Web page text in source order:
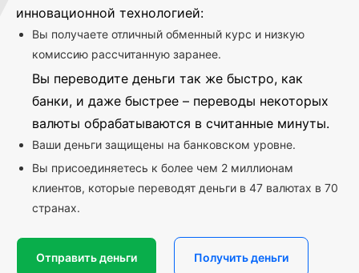
инновационной технологией:
Вы получаете отличный обменный курс и низкую
комиссию рассчитанную заранее.
Вы переводите деньги так же быстро, как
банки, и даже быстрее – переводы некоторых
валюты обрабатываются в считанные минуты.
Ваши деньги защищены на банковском уровне.
Вы присоединяетесь к более чем 2 миллионам
клиентов, которые переводят деньги в 47 валютах в 70
странах.
Отправить деньги Получить деньги